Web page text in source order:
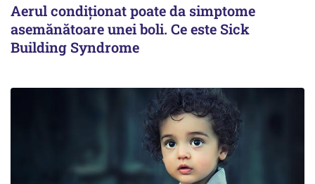
Aerul condiționat poate da simptome
asemănătoare unei boli. Ce este Sick
Building Syndrome